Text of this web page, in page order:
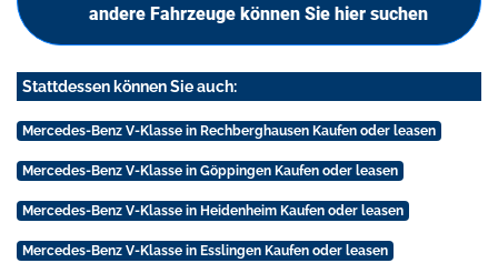
andere Fahrzeuge können Sie hier suchen
Stattdessen können Sie auch:
Mercedes-Benz V-Klasse in Rechberghausen Kaufen oder leasen
Mercedes-Benz V-Klasse in Göppingen Kaufen oder leasen
Mercedes-Benz V-Klasse in Heidenheim Kaufen oder leasen
Mercedes-Benz V-Klasse in Esslingen Kaufen oder leasen